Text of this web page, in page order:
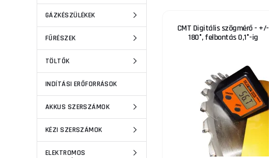
GÁZKÉSZÜLÉKEK
FŰRÉSZEK
TÖLTŐK
INDÍTÁSI ERŐFORRÁSOK
AKKUS SZERSZÁMOK
KÉZI SZERSZÁMOK
ELEKTROMOS
CMT Digitális szögmérő - +/-
180°, felbontás 0,1°-ig